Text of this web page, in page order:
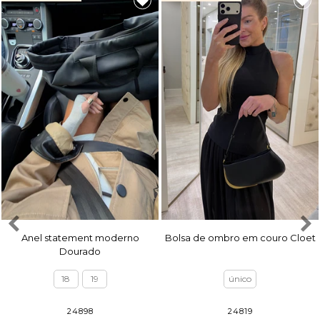
Anel statement moderno
Dourado
18 19
24898
Bolsa de ombro em couro Cloet
único
24819